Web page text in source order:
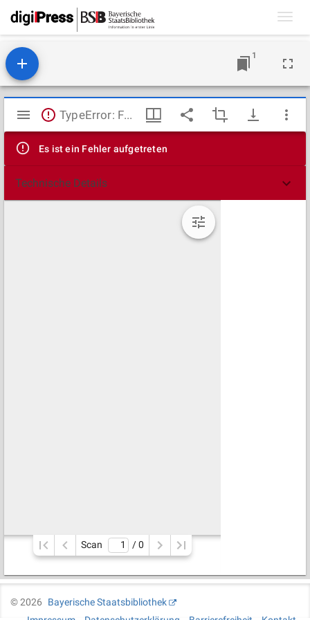
1
Mirador
Viewer
TypeError: Failed to fetch
Es ist ein Fehler aufgetreten
Technische Details
Scan / 0
©2026
Bayerische Staatsbibliothek